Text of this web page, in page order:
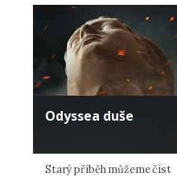
Odyssea duše
Starý příběh můžeme číst